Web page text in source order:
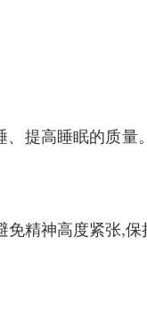
提高睡眠的质
精神高度紧张,